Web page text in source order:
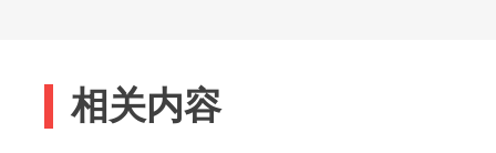
相关内容